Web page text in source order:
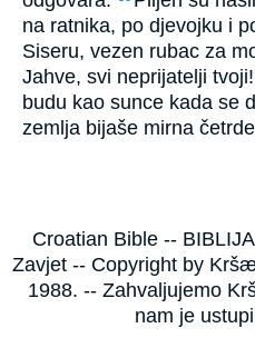
na ratnika, po djevojku i
Siseru, vezen rubac za
Jahve, svi neprijatelji
budu kao sunce kada se
zemlja bijaše mirna
Croatian Bible --
Zavjet -- Copyright by
1988. -- Zahvaljujemo
nam je